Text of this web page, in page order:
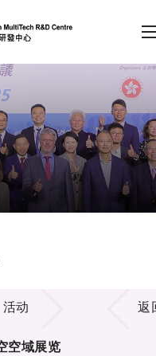
）
会员登录
EN 繁 简
活动
空域展览
返